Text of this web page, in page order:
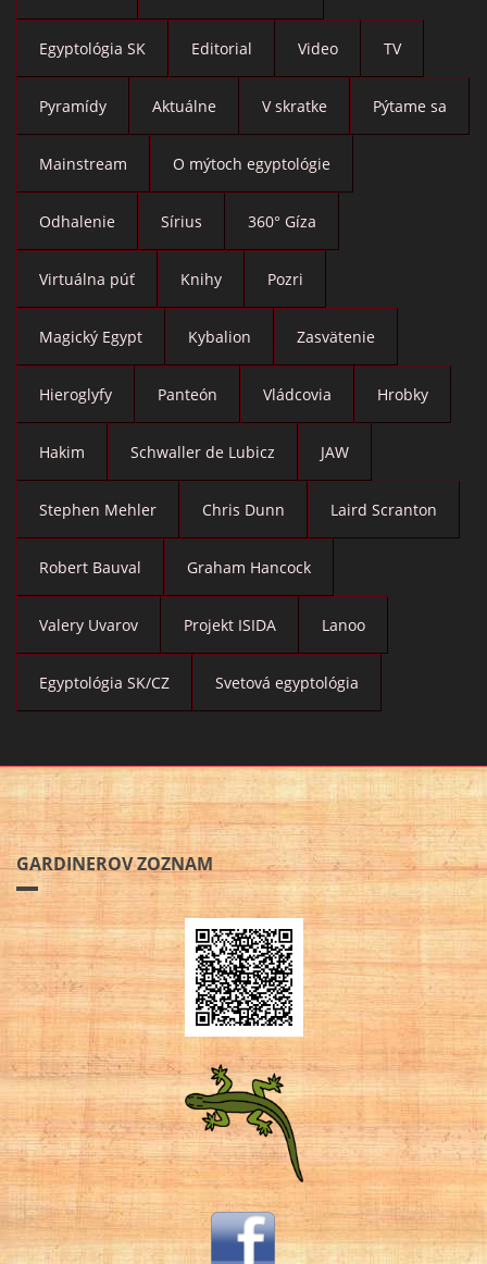
Egyptológia SK Editorial Video TV
Pyramídy Aktuálne V skratke Pýtame sa
Mainstream O mýtoch egyptológie
Odhalenie Sírius 360° Gíza
Virtuálna púť Knihy Pozri
Magický Egypt Kybalion Zasvätenie
Hieroglyfy Panteón Vládcovia Hrobky
Hakim Schwaller de Lubicz JAW
Stephen Mehler Chris Dunn Laird Scranton
Robert Bauval Graham Hancock
Valery Uvarov Projekt ISIDA Lanoo
Egyptológia SK/CZ Svetová egyptológia
GARDINEROV ZOZNAM